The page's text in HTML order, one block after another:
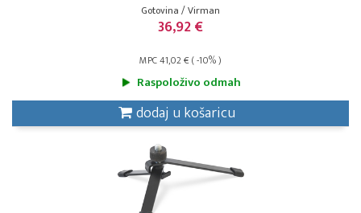
Gotovina / Virman
36,92 €
MPC 41,02 € ( -10% )
Raspoloživo odmah
dodaj u košaricu